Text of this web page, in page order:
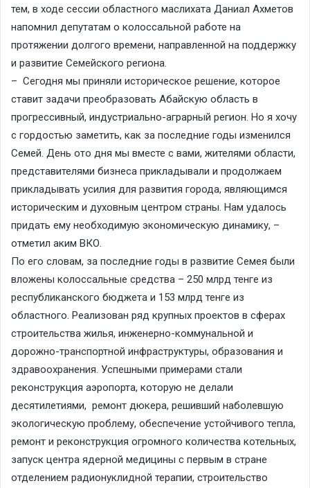
тем, в ходе сессии областного маслихата Даниал Ахметов
напомнил депутатам о колоссальной работе на
протяжении долгого времени, направленной на поддержку
и развитие Семейского региона.
– Сегодня мы приняли историческое решение, которое
ставит задачи преобразовать Абайскую область в
прогрессивный, индустриально-аграрный регион. Но я хочу
с гордостью заметить, как за последние годы изменился
Семей. День ото дня мы вместе с вами, жителями области,
представителями бизнеса прикладывали и продолжаем
прикладывать усилия для развития города, являющимся
историческим и духовным центром страны. Нам удалось
придать ему необходимую экономическую динамику, –
отметил аким ВКО.
По его словам, за последние годы в развитие Семея были
вложены колоссальные средства – 250 млрд тенге из
республиканского бюджета и 153 млрд тенге из
областного. Реализован ряд крупных проектов в сферах
строительства жилья, инженерно-коммунальной и
дорожно-транспортной инфраструктуры, образования и
здравоохранения. Успешными примерами стали
реконструкция аэропорта, которую не делали
десятилетиями, ремонт дюкера, решивший наболевшую
экологическую проблему, обеспечение устойчивого тепла,
ремонт и реконструкция огромного количества котельных,
запуск центра ядерной медицины с первым в стране
отделением радионуклидной терапии, строительство